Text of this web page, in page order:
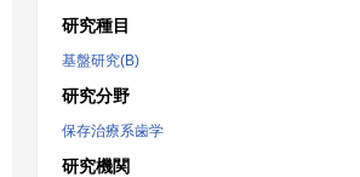
研究種目
基盤研究(B)
研究分野
保存治療系歯学
研究機関